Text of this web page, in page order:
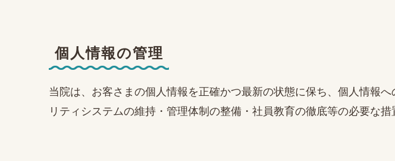
個人情報の管理
当院は、お客さまの個人情報を正確かつ最新の状態に保ち、個人情報
リティシステムの維持・管理体制の整備・社員教育の徹底等の必要な